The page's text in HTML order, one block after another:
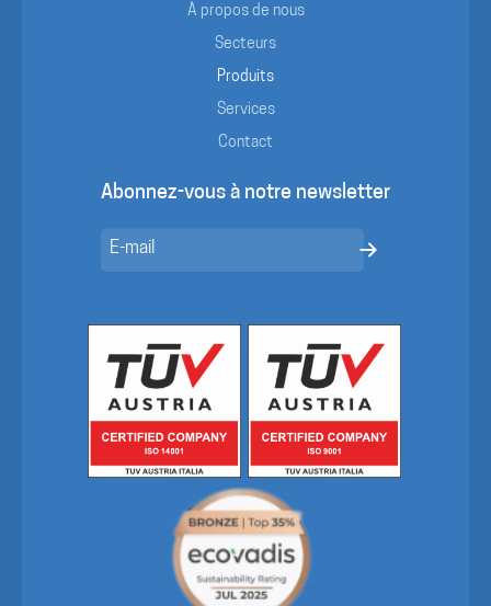
À propos de nous
Secteurs
Produits
Services
Contact
Abonnez-vous à notre newsletter